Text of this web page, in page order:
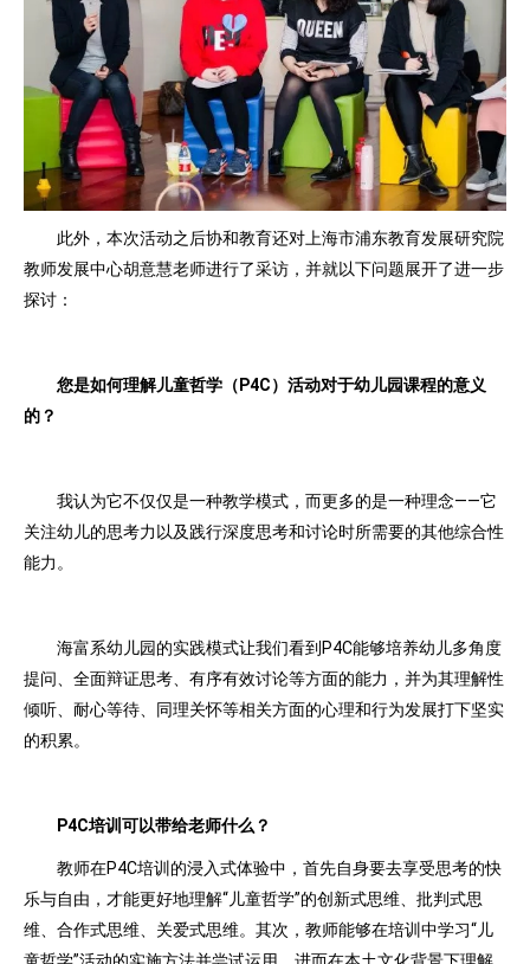
此外，本次活动之后协和教育还对上海市浦东教育发展研究院
教师发展中心胡意慧老师进行了采访，并就以下问题展开了进一步
探讨：
您是如何理解儿童哲学（P4C）活动对于幼儿园课程的意义
的？
我认为它不仅仅是一种教学模式，而更多的是一种理念——它
关注幼儿的思考力以及践行深度思考和讨论时所需要的其他综合性
能力。
海富系幼儿园的实践模式让我们看到P4C能够培养幼儿多角度
提问、全面辩证思考、有序有效讨论等方面的能力，并为其理解性
倾听、耐心等待、同理关怀等相关方面的心理和行为发展打下坚实
的积累。
P4C培训可以带给老师什么？
教师在P4C培训的浸入式体验中，首先自身要去享受思考的快
乐与自由，才能更好地理解“儿童哲学”的创新式思维、批判式思
维、合作式思维、关爱式思维。其次，教师能够在培训中学习“儿